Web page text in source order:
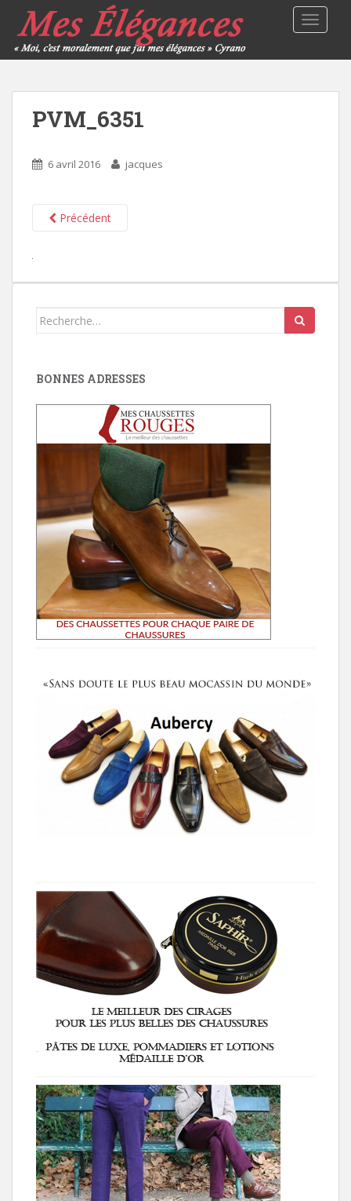
PVM_6351
6 avril 2016 jacques
Précédent
Search
BONNES ADRESSES